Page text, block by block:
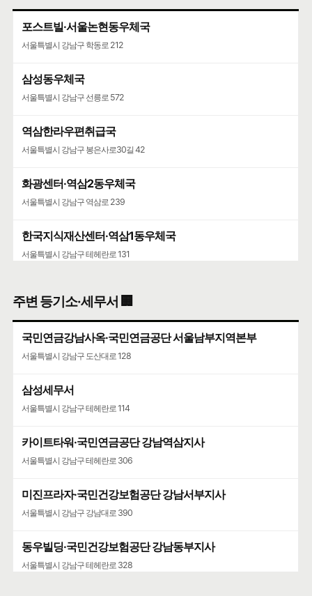
포스트빌·서울논현동우체국
서울특별시 강남구 학동로 212
삼성동우체국
서울특별시 강남구 선릉로 572
역삼한라우편취급국
서울특별시 강남구 봉은사로30길 42
화광센터·역삼2동우체국
서울특별시 강남구 역삼로 239
한국지식재산센터·역삼1동우체국
서울특별시 강남구 테헤란로 131
서울특별시 강남구 언주로 508
주변 등기소·세무서 🏢
국민연금강남사옥·국민연금공단 서울남부지역본부
서울특별시 강남구 도산대로 128
삼성세무서
서울특별시 강남구 테헤란로 114
카이트타워·국민연금공단 강남역삼지사
서울특별시 강남구 테헤란로 306
미진프라자·국민건강보험공단 강남서부지사
서울특별시 강남구 강남대로 390
동우빌딩·국민건강보험공단 강남동부지사
서울특별시 강남구 테헤란로 328